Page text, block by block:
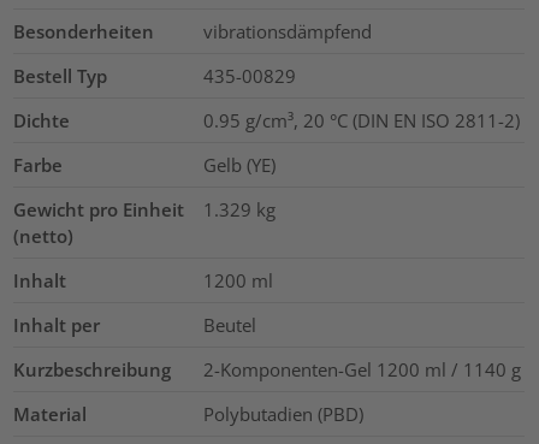
Besonderheiten
vibrationsdämpfend
Bestell Typ
435-00829
Dichte
0.95 g/cm³, 20 °C (DIN EN ISO 2811-2)
Farbe
Gelb (YE)
Gewicht pro Einheit
(netto)
1.329 kg
Inhalt 1200 ml
Inhalt per
Beutel
Kurzbeschreibung
2-Komponenten-Gel 1200 ml / 1140 g
Material
Polybutadien (PBD)